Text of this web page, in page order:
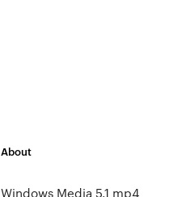
About
Windows Media 5.1 mp4